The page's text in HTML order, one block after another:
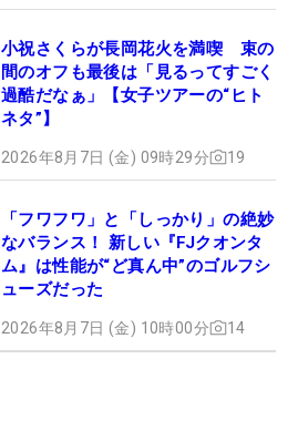
小祝さくらが長岡花火を満喫 束の
間のオフも最後は「見るってすごく
過酷だなぁ」【女子ツアーの“ヒト
ネタ”】
2026年8月7日 (金) 09時29分 19
「フワフワ」と「しっかり」の絶妙
なバランス！ 新しい『FJクオンタ
ム』は性能が“ど真ん中”のゴルフシ
ューズだった
2026年8月7日 (金) 10時00分 14